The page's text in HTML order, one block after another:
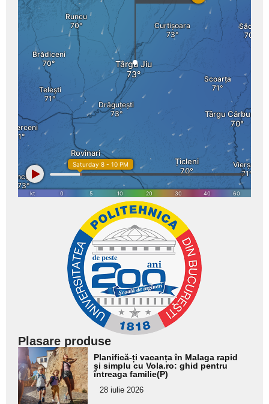
Plasare produse
Adaugă
aici textul
pentru
subtitlu
Planifică-ți vacanța în Malaga rapid
și simplu cu Vola.ro: ghid pentru
întreaga familie(P)
28 iulie 2026